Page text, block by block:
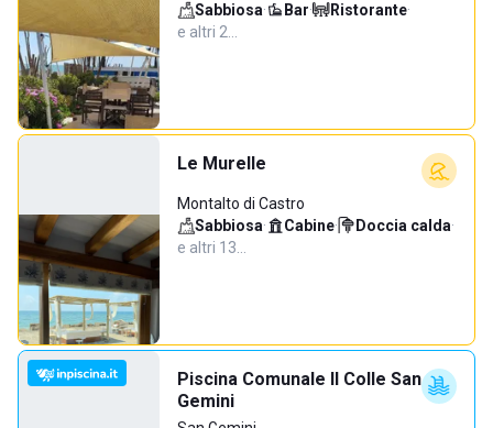
Sabbiosa· Bar· Ristorante·
e altri 2…
Le Murelle
Montalto di Castro
Sabbiosa· Cabine· Doccia calda·
e altri 13…
Piscina Comunale Il Colle San
Gemini